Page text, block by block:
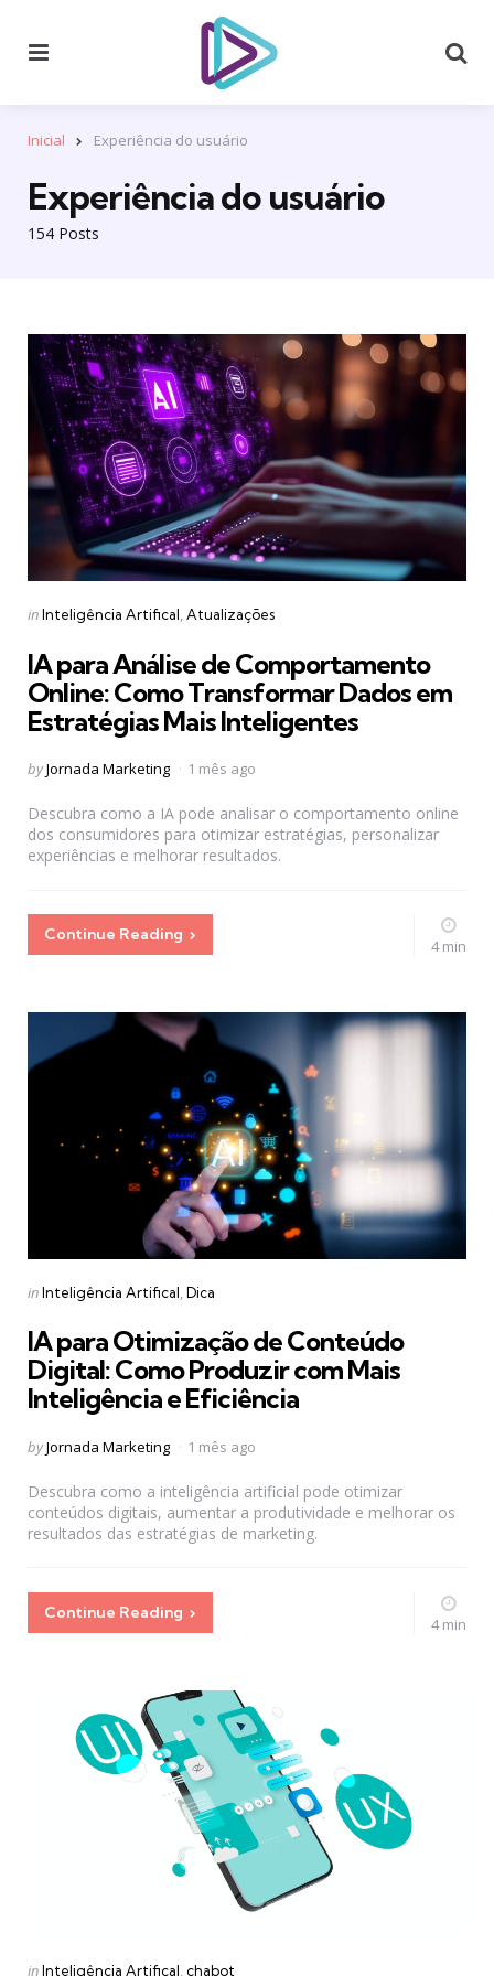
Inicial Experiência do usuário
154 Posts
Experiência do usuário
Categories
Posted
inInteligência Artifical Atualizações
IA para Análise de Comportamento
Online: Como Transformar Dados em
Estratégias Mais Inteligentes
Posted
byJornada Marketing 1 mês ago
Descubra como a IA pode analisar o comportamento online
dos consumidores para otimizar estratégias, personalizar
experiências e melhorar resultados.
Continue Reading
4 min
Categories
Posted
inInteligência Artifical Dica
IA para Otimização de Conteúdo
Digital: Como Produzir com Mais
Inteligência e Eficiência
Posted
byJornada Marketing 1 mês ago
Descubra como a inteligência artificial pode otimizar
conteúdos digitais, aumentar a produtividade e melhorar os
resultados das estratégias de marketing.
Continue Reading
4 min
Categories
Posted
inInteligência Artifical chabot